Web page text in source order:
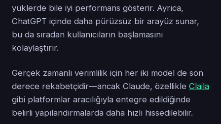
yüklerde bile iyi performans gösterir. Ayrıca,
ChatGPT içinde daha pürüzsüz bir arayüz sunar,
bu da sıradan kullanıcıların başlamasını
kolaylaştırır.
Gerçek zamanlı verimlilik için her iki model de son
derece rekabetçidir—ancak Claude, özellikle Claila
gibi platformlar aracılığıyla entegre edildiğinde
belirli yapılandırmalarda daha hızlı hissedilebilir.